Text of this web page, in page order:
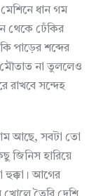
ধান গম
থেকে ঢেঁকির
পাড়ের শব্দের
মৌতাত না তুললেও
রাখবে সন্দেহ
আছে, সবটা তো
জিনিস হারিয়ে
হুক্কা। আগের